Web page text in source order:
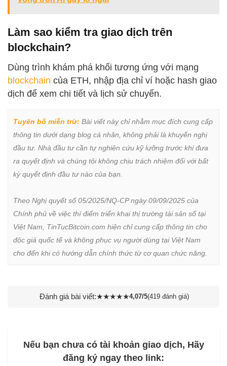
Làm sao kiểm tra giao dịch trên
blockchain?
Dùng trình khám phá khối tương ứng với mạng
blockchain của ETH, nhập địa chỉ ví hoặc hash giao
dịch để xem chi tiết và lịch sử chuyển.
Tuyên bố miễn trừ: Bài viết này chỉ nhằm mục đích cung cấp
thông tin dưới dạng blog cá nhân, không phải là khuyến nghị
đầu tư. Nhà đầu tư cần tự nghiên cứu kỹ lưỡng trước khi đưa
ra quyết định và chúng tôi không chịu trách nhiệm đối với bất
kỳ quyết định đầu tư nào của bạn.
Theo Nghị quyết số 05/2025/NQ-CP ngày 09/09/2025 của
Chính phủ về việc thí điểm triển khai thị trường tài sản số tại
Việt Nam, TinTucBitcoin.com hiện chỉ cung cấp thông tin cho
độc giả quốc tế và không phục vụ người dùng tại Việt Nam
cho đến khi có hướng dẫn chính thức từ cơ quan chức năng.
Đánh giá bài viết:★★★★★4,07/5(419 đánh giá)
Nếu bạn chưa có tài khoản giao dịch, Hãy
đăng ký ngay theo link: